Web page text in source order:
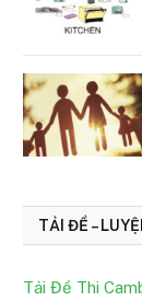
TẢI ĐỀ –
Tải Đề Thi